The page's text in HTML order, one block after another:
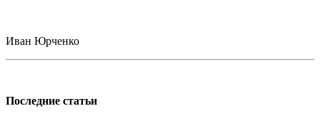
Иван Юрченко
Последние статьи